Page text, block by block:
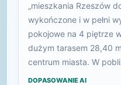
„mieszkania Rzeszów
wykończone i w pełni
pokojowe na 4 piętrze
dużym tarasem 28,40
centrum miasta. W
DOPASOWANIE AI